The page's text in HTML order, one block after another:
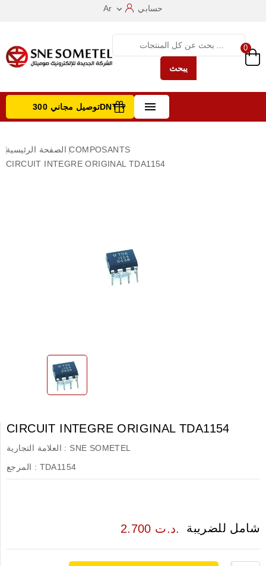
Ar  حسابي
يبحث
0
 توصيل مجاني 300DNT +
الصفحة الرئيسية COMPOSANTS
CIRCUIT INTEGRE ORIGINAL TDA1154
CIRCUIT INTEGRE ORIGINAL TDA1154
العلامة التجارية : SNE SOMETEL
المرجع : TDA1154
2.700 د.ت. شامل للضريبة